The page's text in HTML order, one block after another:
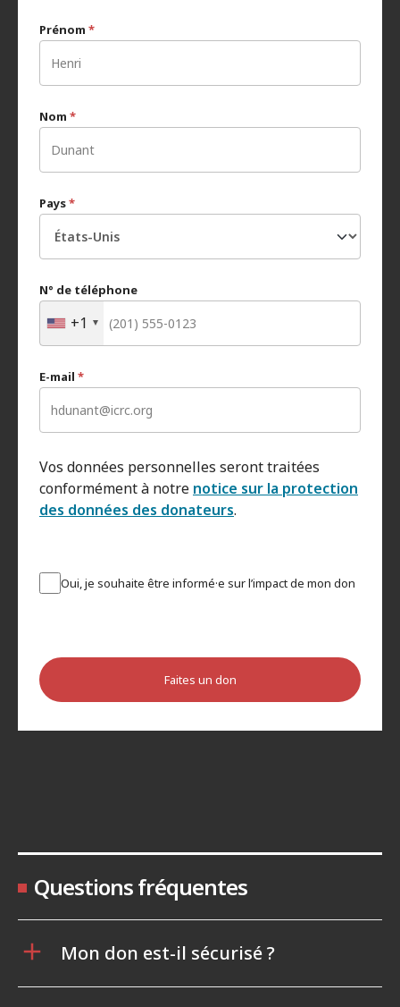
Prénom *
Nom *
Pays*
N° de téléphone
+1
E-mail *
Vos données personnelles seront traitées
conformément à notre notice sur la protection
des données des donateurs.
Oui, je souhaite être informé·e sur l’impact de mon don
Faites un don
Questions fréquentes
Mon don est-il sécurisé ?